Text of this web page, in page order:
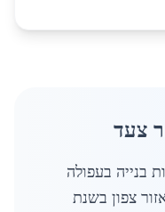
צעד
בנייה בעפולה
צפון בשנת